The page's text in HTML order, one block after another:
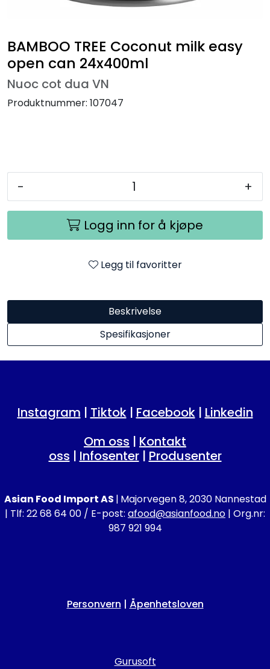
BAMBOO TREE Coconut milk easy
open can 24x400ml
Nuoc cot dua VN
Produktnummer: 107047
- +
Logg inn for å kjøpe
Legg til favoritter
Beskrivelse
Spesifikasjoner
Instagram | Tiktok| Facebook| Linkedin
Om oss | Kontakt
oss | Infosenter| Produsenter
Asian Food Import AS | Majorvegen 8, 2030 Nannestad
| Tlf: 22 68 64 00 / E-post: afood@asianfood.no | Org.nr:
987 921 994
Personvern | Åpenhetsloven
Gurusoft